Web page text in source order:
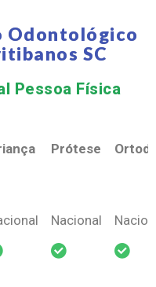
Odontológico
SC
Pessoa Física​
Prótese
Prótese
Nacional